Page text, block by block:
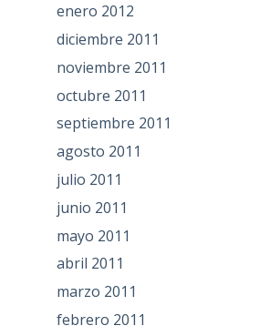
enero 2012
diciembre 2011
noviembre 2011
octubre 2011
septiembre 2011
agosto 2011
julio 2011
junio 2011
mayo 2011
abril 2011
marzo 2011
febrero 2011